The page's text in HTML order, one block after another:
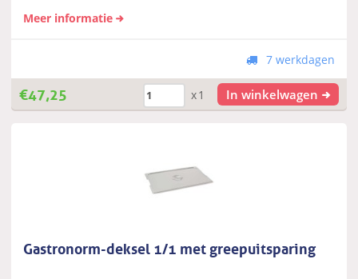
Meer informatie
7 werkdagen
€47,25 x1 In winkelwagen
Gastronorm-deksel 1/1 met greepuitsparing